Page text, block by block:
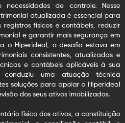
necessidades de controle. Nesse
atualizada é essencial para
físicos e contábeis, reduzir
e garantir mais segurança em
o Hiperideal, o desafio estava em
consistentes, atualizadas e
e contábeis aplicáveis à sua
conduziu uma atuação técnica
soluções para apoiar o Hiperideal
dos seus ativos imobilizados.
físico dos ativos, a constituição